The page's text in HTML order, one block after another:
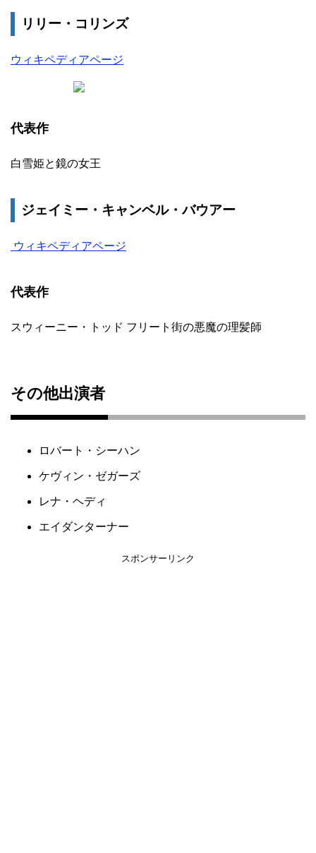
リリー・コリンズ
ウィキペディアページ
代表作
白雪姫と鏡の女王
ジェイミー・キャンベル・バウアー
ウィキペディアページ
代表作
スウィーニー・トッド フリート街の悪魔の理髪師
その他出演者
ロバート・シーハン
ケヴィン・ゼガーズ
レナ・ヘディ
エイダンターナー
スポンサーリンク